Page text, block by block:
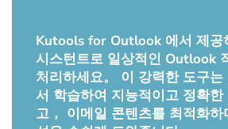
Kutools for Outlook 에서 제공
시스턴트로 일상적인 Outlook
처리하세요。 이 강력한 도구는
서 학습하여 지능적이고 정확
고， 이메일 콘텐츠를 최적화